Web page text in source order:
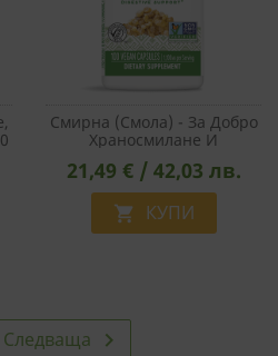
Смирна (смола) - За Добро
Храносмилане И
Детоксикация, 550 Mg, 100
Капсули
21,49 € / 42,03 лв.
 КУПИ
Следваща 